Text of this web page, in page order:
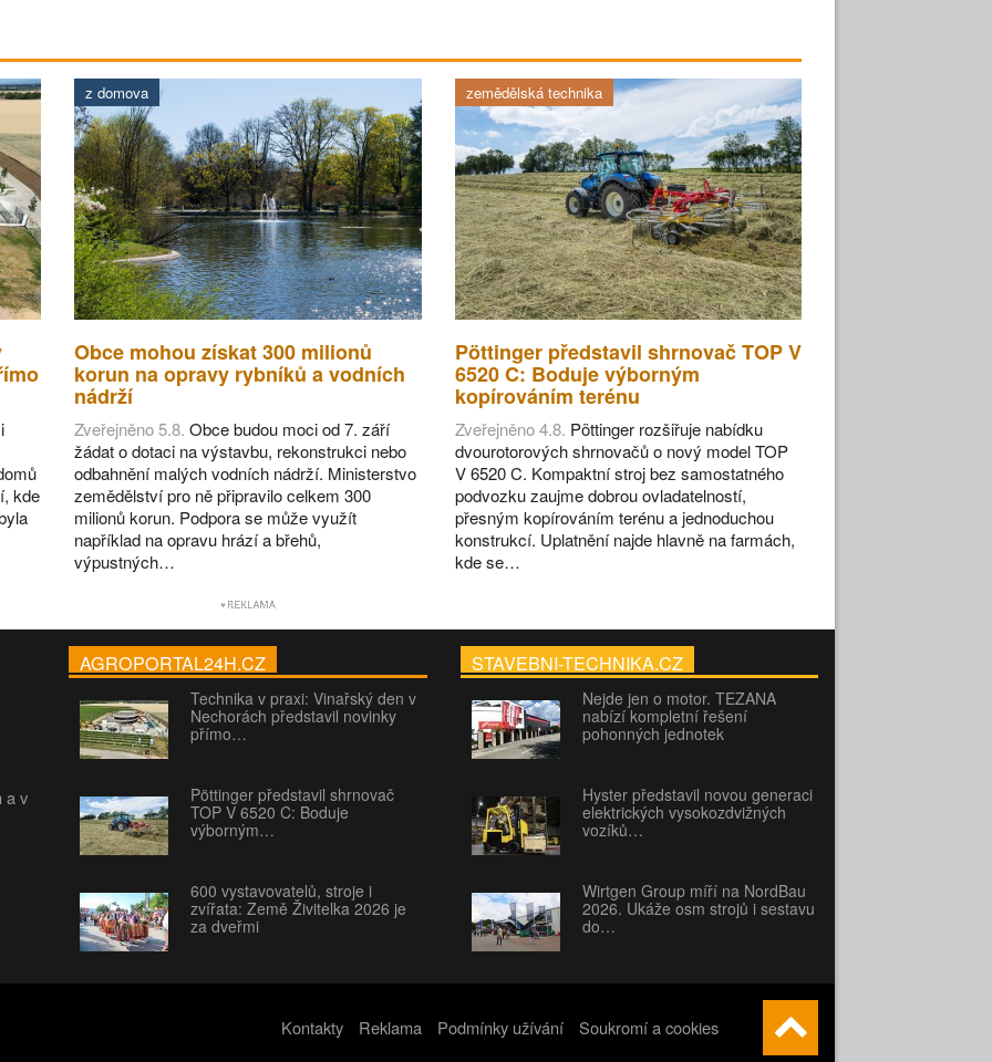
kde
z domova
Obce mohou získat 300 milionů
korun na opravy rybníků a vodních
nádrží
Zveřejněno 5.8. Obce budou moci od 7. září
žádat o dotaci na výstavbu, rekonstrukci nebo
odbahnění malých vodních nádrží. Ministerstvo
zemědělství pro ně připravilo celkem 300
milionů korun. Podpora se může využít
například na opravu hrází a břehů,
výpustných…
zemědělská technika
Pöttinger představil shrnovač TOP V
6520 C: Boduje výborným
kopírováním terénu
Zveřejněno 4.8. Pöttinger rozšiřuje nabídku
dvourotorových shrnovačů o nový model TOP
V 6520 C. Kompaktní stroj bez samostatného
podvozku zaujme dobrou ovladatelností,
přesným kopírováním terénu a jednoduchou
konstrukcí. Uplatnění najde hlavně na farmách,
kde se…
a v
AGROPORTAL24H.CZ
Technika v praxi: Vinařský den v
Nechorách představil novinky
přímo…
Pöttinger představil shrnovač
TOP V 6520 C: Boduje
výborným…
600 vystavovatelů, stroje i
zvířata: Země Živitelka 2026 je
za dveřmi
STAVEBNI-TECHNIKA.CZ
Nejde jen o motor. TEZANA
nabízí kompletní řešení
pohonných jednotek
Hyster představil novou generaci
elektrických vysokozdvižných
vozíků…
Wirtgen Group míří na NordBau
2026. Ukáže osm strojů i sestavu
do…
Kontakty Reklama Podmínky užívání Soukromí a cookies